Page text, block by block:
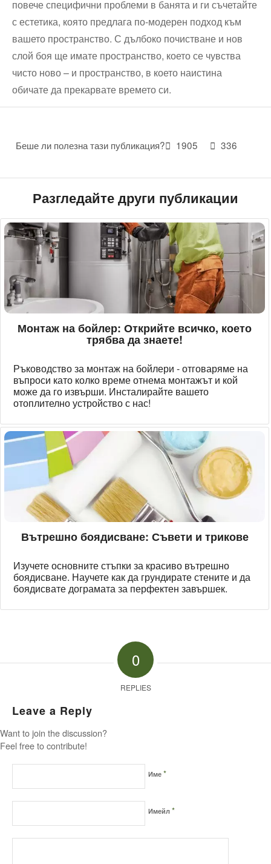
повече специфични проблеми в банята и ги съчетайте
с естетика, която предлага по-модерен подход към
вашето пространство. С дълбоко почистване и нов
слой боя ще имате пространство, което се чувства
чисто ново – и пространство, в което наистина
обичате да прекарвате времето си.
Беше ли полезна тази публикация? 1905 336
Разгледайте други публикации
Монтаж на бойлер: Открийте всичко, което
трябва да знаете!
Ръководство за монтаж на бойлери - отговаряме на
въпроси като колко време отнема монтажът и кой
може да го извърши. Инсталирайте вашето
отоплително устройство с нас!
Вътрешно боядисване: Съвети и трикове
Изучете основните стъпки за красиво вътрешно
боядисване. Научете как да грундирате стените и да
боядисвате дограмата за перфектен завършек.
0
REPLIES
Leave a Reply
Want to join the discussion?
Feel free to contribute!
Име *
Имейл *